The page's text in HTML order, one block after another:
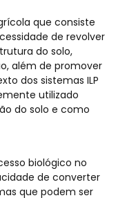
que consiste
de revolver
do solo,
além de promover
dos sistemas ILP
utilizado
do solo e como
biológico no
de converter
que podem ser